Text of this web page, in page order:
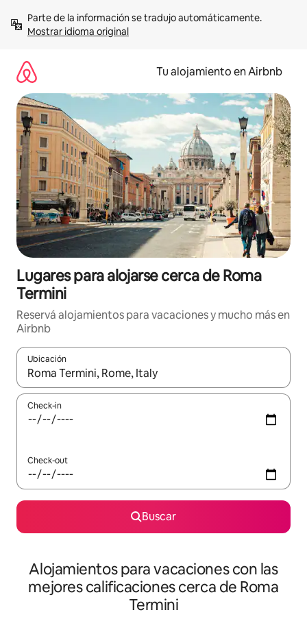
contenidoMostrar idioma original
Tu alojamiento en Airbnb
Lugares para alojarse cerca de Roma
Termini
Reservá alojamientos para vacaciones y mucho más en
Airbnb
Ubicación
Cuando los resultados estén disponibles, navegá con las
Check-in
Check-out
Buscar
Alojamientos para vacaciones con las
mejores calificaciones cerca de Roma
Termini